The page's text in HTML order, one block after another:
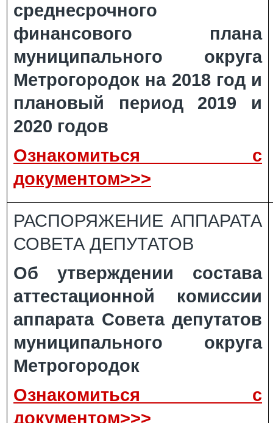
среднесрочного
финансового плана
муниципального округа
Метрогородок на 2018 год и
плановый период 2019 и
2020 годов
Ознакомиться с
документом>>>
РАСПОРЯЖЕНИЕ АППАРАТА
СОВЕТА ДЕПУТАТОВ
Об утверждении состава
аттестационной комиссии
аппарата Совета депутатов
муниципального округа
Метрогородок
Ознакомиться с
документом>>>